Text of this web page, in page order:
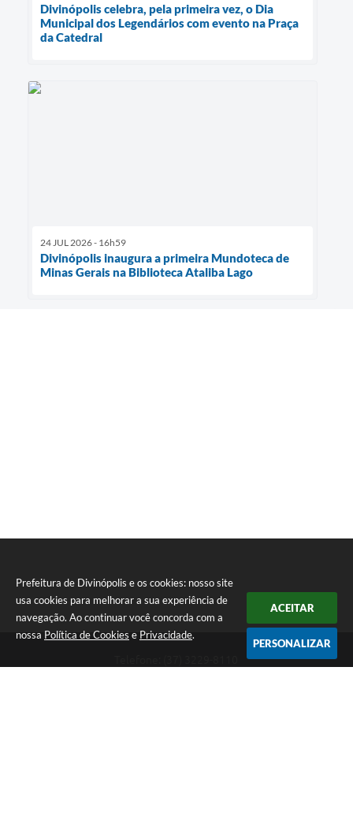
Prefeitura de Divinópolis e os cookies: nosso site
usa cookies para melhorar a sua experiência de
navegação. Ao continuar você concorda com a
nossa Política de Cookies e Privacidade.
ACEITAR
PERSONALIZAR
Divinópolis celebra, pela primeira vez, o Dia
Municipal dos Legendários com evento na Praça
da Catedral
24 JUL 2026 - 16h59
Divinópolis inaugura a primeira Mundoteca de
Minas Gerais na Biblioteca Ataliba Lago